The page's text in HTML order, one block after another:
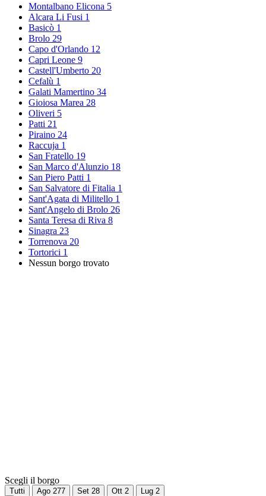
Montalbano Elicona 5
Alcara Li Fusi 1
Basicò 1
Brolo 29
Capo d'Orlando 12
Capri Leone 9
Castell'Umberto 20
Cefalù 1
Galati Mamertino 34
Gioiosa Marea 28
Oliveri 5
Patti 21
Piraino 24
Raccuja 1
San Fratello 19
San Marco d'Alunzio 18
San Piero Patti 1
San Salvatore di Fitalia 1
Sant'Agata di Militello 1
Sant'Angelo di Brolo 26
Santa Teresa di Riva 8
Sinagra 23
Torrenova 20
Tortorici 1
Nessun borgo trovato
Scegli il borgo
Tutti Ago 277 Set 28 Ott 2 Lug 2